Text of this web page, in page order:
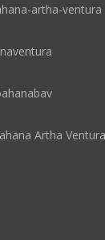
artha-ventura
Artha Ventura